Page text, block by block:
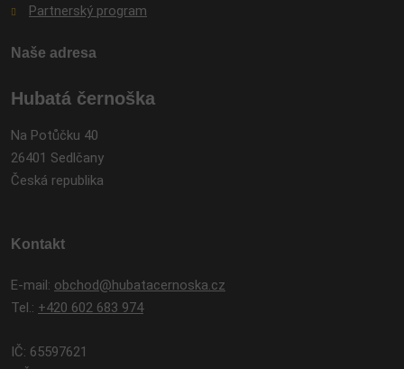
Partnerský program
Naše adresa
Hubatá černoška
Na Potůčku 40
26401 Sedlčany
Česká republika
Kontakt
E-mail: obchod@hubatacernoska.cz
Tel.: +420 602 683 974
IČ: 65597621